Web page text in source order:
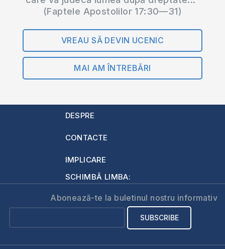
(Faptele Apostolilor 17:30—31)
VREAU SĂ DEVIN UCENIC
MAI AM ÎNTREBĂRI
DESPRE
CONTACTE
IMPLICARE
SCHIMBĂ LIMBA:
Abonează-te la buletinul nostru informativ